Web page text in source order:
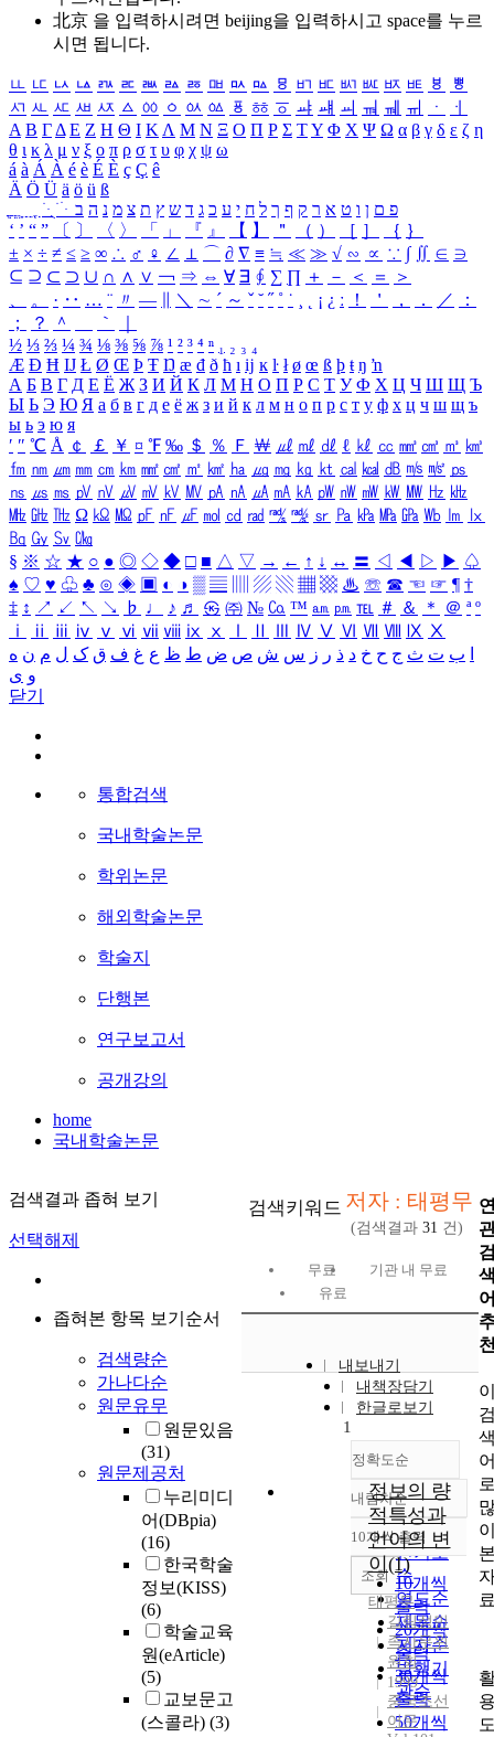
北京 을 입력하시려면 beijing을 입력하시고 space를 누르
시면 됩니다.
ㅥ ㅦ ㅧ ㅨ ㅩ ㅪ ㅫ ㅬ ㅭ ㅮ ㅯ ㅰ ㅱ ㅲ ㅳ ㅴ ㅵ ㅶ ㅷ ㅸ
ㅹ
ㅺ ㅻ ㅼ ㅽ ㅾ ㅿ ㆀ ㆁ ㆂ ㆃ ㆄ ㆅ ㆆ ㆇ ㆈ ㆉ ㆊ ㆋ ㆌ ㆍ
ㆎ
Α Β ΓΔ Ε Ζ Η Θ Ι ΚΛ Μ Ν Ξ Ο Π Ρ Σ ΤΥ Φ Χ Ψ Ω α β γ δ ε ζ η
θ ι κ λ μ ν ξ ο π ρ σ τ υ φ χ ψ ω
á à Á À é è É È ç Ç ê
Ä Ö Ü ä ö ü ß
ִֶֹ ֻּ ׁׂ פ ם ן ו ט א ר ק ף ך ל ח י ע כ ג ד ש ץ ת צ מ נ ה ב
‘ ’ “ ” 〔 〕 〈 〉 「 」 『 』 【 】 ＂ （ ） ［ ］ ｛ ｝
± × ÷ ≠ ≤ ≥ ∞ ∴ ♂ ♀ ∠ ⊥ ⌒ ∂ ∇ ≡ ≒ ≪ ≫ √ ∽ ∝ ∵ ∫ ∬ ∈ ∋
⊆ ⊇ ⊂ ⊃ ∪ ∩ ∧ ∨ ￢ ⇒ ⇔ ∀ ∃ ∮ ∑ ∏ ＋ － ＜ ＝
＞
、
。 · ‥ … ¨ 〃 ― ＼ ∼ ´ ～ ˇ ˘ ˝ ˚ ˙ ¸ ¡ ¿ ː ！ ＇ ， ． ／
：
；
？ ＾ ｀
½ ⅓ ⅔ ¼ ¾ ⅛ ⅜ ⅝ ⅞ ¹ ² ³ ⁴ ⁿ ₁ ₂ ₃ ₄
Æ Ð Ħ Ĳ Ł Ø Œ Þ Ŧ Ŋ æ đ ð ħ ı ĳ ĸ ŀ ł ø œ ß þ ŧ ŋ ŉ
А Б В Г Д Е Ё Ж З И Й К Л М Н О П Р С Т У Ф Х Ц Ч Ш Щ Ъ
Ы Ь Э Ю Я а б в г д е ё ж з и й к л м н о п р с т у ф х ц ч ш щ ъ
ы ь э ю я
′ ″ ℃ Å ￠ ￡ ￥ ¤ ℉ ‰ ＄ ％ Ｆ ￦ ㎕ ㎖ ㎗ ℓ ㎘ ㏄ ㎣ ㎤ ㎥ ㎦
㎙ ㎚ ㎛ ㎜ ㎝ ㎞ ㎟ ㎠ ㎡ ㎢ ㏊ ㎍ ㎎ ㎏ ㏏ ㎈ ㎉ ㏈ ㎧ ㎨ ㎰
㎱ ㎲ ㎳ ㎴ ㎵ ㎶ ㎷ ㎸ ㎹ ㎀ ㎁ ㎂ ㎃ ㎄ ㎺ ㎻ ㎽ ㎾ ㎿ ㎐ ㎑
㎒ ㎓ ㎔ Ω ㏀ ㏁ ㎊ ㎋ ㎌ ㏖ ㏅ ㎭ ㎮ ㎯ ㏛ ㎩ ㎪ ㎫ ㎬ ㏝ ㏐
㏓
㏃ ㏉ ㏜ ㏆
§ ※ ☆ ★ ○ ● ◎ ◇ ◆ □ ■ △ ▽ → ← ↑ ↓ ↔ 〓 ◁ ◀ ▷ ▶ ♤
♠ ♡ ♥ ♧ ♣ ⊙ ◈ ▣ ◐ ◑ ▒ ▤ ▨ ▧ ▦ ▩ ♨ ☏ ☎ ☜ ☞ ¶ †
‡ ↕ ↗ ↙ ↖ ↘ ♭ ♩ ♪ ♬ ㉿ ㈜ № ㏇ ™ ㏂ ㏘ ℡ ＃ ＆ ＊ ＠ ª º
ⅰ
ⅱ ⅲ ⅳ ⅴ ⅵ ⅶ ⅷ ⅸ ⅹ Ⅳ Ⅴ Ⅵ Ⅶ Ⅷ Ⅸ Ⅹ
ب ت ث ج ح خ د ذ ر ز س ش ص ض ط ظ ع غ ف ق ک ل م ن ه
و ی
닫기
통합검색
국내학술논문
학위논문
해외학술논문
학술지
단행본
연구보고서
공개강의
home
국내학술논문
검색결과 좁혀 보기
선택해제
좁혀본 항목 보기순서
검색량순
가나다순
원문유무
원문있음
(31)
원문제공처
누리미디
어(DBpia)
(16)
한국학술
정보(KISS)
(6)
학술교육
원(eArticle)
(5)
교보문고
(스콜라) (3)
검색키워드 저자 : 태평무
(검색결과 31 건)
무료
기관 내 무료
유료
내보내기
내책장담기
한글로보기
정확도순
정확도
순
인기도
순
연도순
제목순
저자순
발행기
관순
내림차순
내림차순
10개씩 출력
10개씩
출력
20개씩
출력
30개씩
출력
50개씩
조회
1
정보의 량
적특성과
언어의 변
이(1)
태평무
길림성민
족사무위
원회
1999
중국조선
어문